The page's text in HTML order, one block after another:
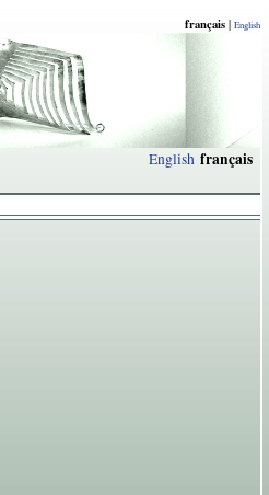
français | English
English français